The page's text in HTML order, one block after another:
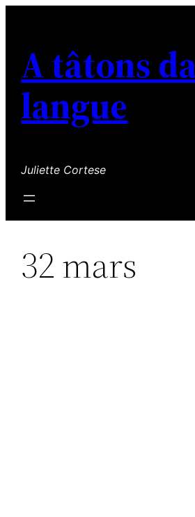
contenu
A tâtons
langue
Juliette Cortese
32 mars